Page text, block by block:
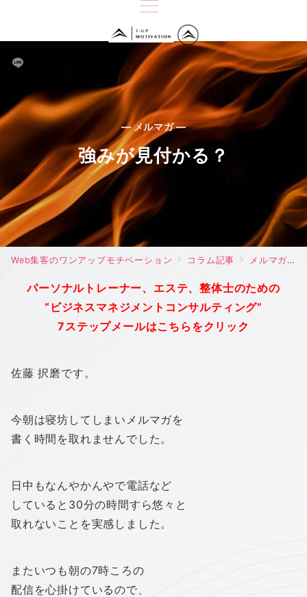
— メルマガ —
強みが見付かる？
Web集客のワンアップモチベーション コラム記事 メルマガ
パーソナルトレーナー、エステ、整体士のための
“ビジネスマネジメントコンサルティング”
7ステップメールはこちらをクリック
佐藤 択磨です。
今朝は寝坊してしまいメルマガを
書く時間を取れませんでした。
日中もなんやかんやで電話など
していると30分の時間すら悠々と
取れないことを実感しました。
またいつも朝の7時ころの
配信を心掛けているので、